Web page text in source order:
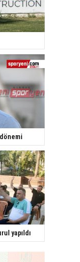
yapıldı